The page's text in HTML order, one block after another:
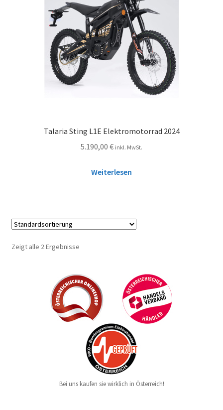
Talaria Sting L1E Elektromotorrad 2024
5.190,00 € inkl. MwSt.
Weiterlesen
Zeigt alle 2 Ergebnisse
Bei uns kaufen sie wirklich in Österreich!